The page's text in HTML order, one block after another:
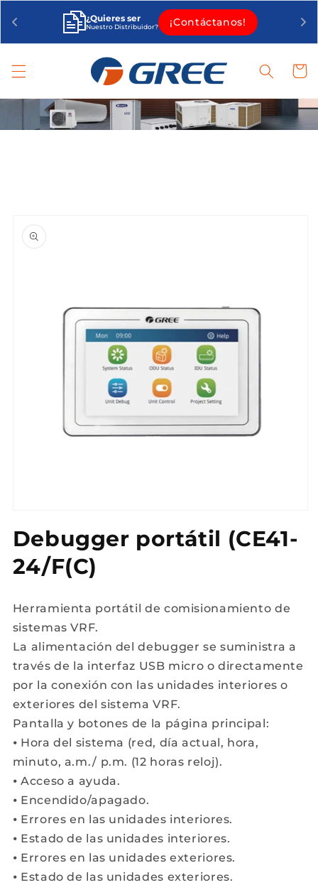
¿Quieres ser
Nuestro Distribuidor? ¡Contáctanos!
Ir
directamente
al contenido
Carrito
información
del producto
multimedia
1
en
una
ventana
Debugger portátil (CE41-
24/F(C)
Herramienta portátil de comisionamiento de
sistemas VRF.
La alimentación del debugger se suministra a
través de la interfaz USB micro o directamente
por la conexión con las unidades interiores o
exteriores del sistema VRF.
Pantalla y botones de la página principal:
⦁ Hora del sistema (red, día actual, hora,
minuto, a.m./ p.m. (12 horas reloj).
⦁ Acceso a ayuda.
⦁ Encendido/apagado.
⦁ Errores en las unidades interiores.
⦁ Estado de las unidades interiores.
⦁ Errores en las unidades exteriores.
⦁ Estado de las unidades exteriores.